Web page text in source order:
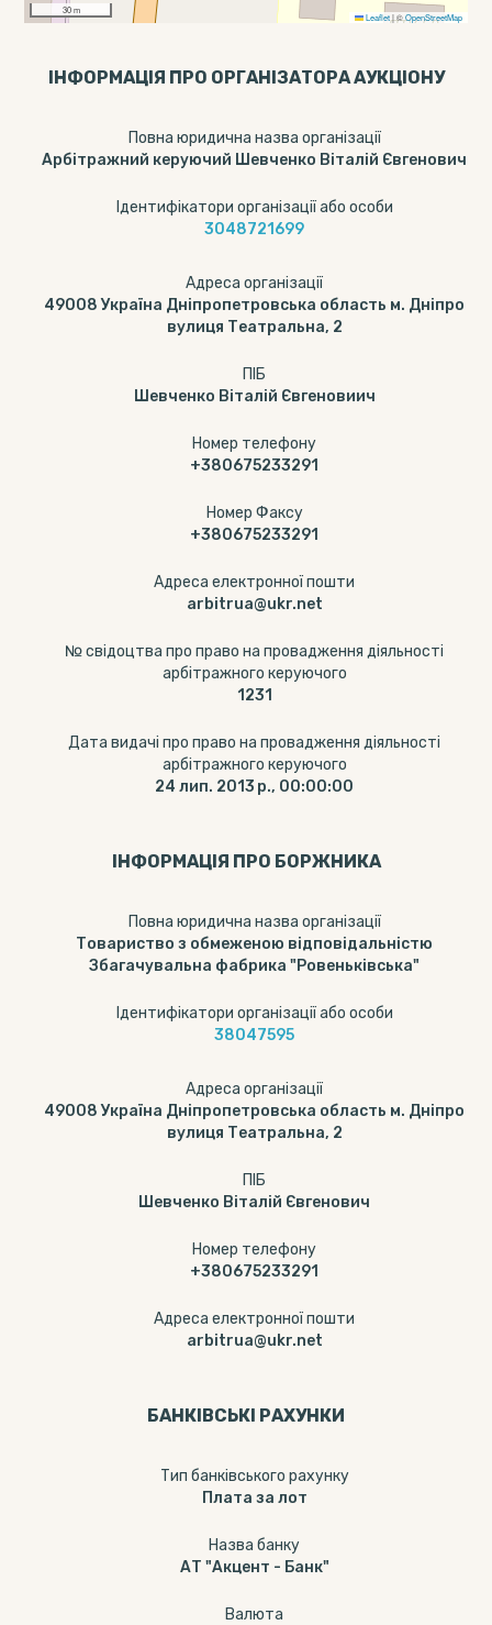
30 m
Leaflet |©OpenStreetMap
ІНФОРМАЦІЯ ПРО ОРГАНІЗАТОРА АУКЦІОНУ
Повна юридична назва організації
Арбітражний керуючий Шевченко Віталій Євгенович
Ідентифікатори організації або особи
3048721699
Адреса організації
49008 Україна Дніпропетровська область м. Дніпро
вулиця Театральна, 2
ПІБ
Шевченко Віталій Євгеновиич
Номер телефону
+380675233291
Номер Факсу
+380675233291
Адреса електронної пошти
arbitrua@ukr.net
№ свідоцтва про право на провадження діяльності
арбітражного керуючого
1231
Дата видачі про право на провадження діяльності
арбітражного керуючого
24 лип. 2013 р., 00:00:00
ІНФОРМАЦІЯ ПРО БОРЖНИКА
Повна юридична назва організації
Товариство з обмеженою відповідальністю
Збагачувальна фабрика "Ровеньківська"
Ідентифікатори організації або особи
38047595
Адреса організації
49008 Україна Дніпропетровська область м. Дніпро
вулиця Театральна, 2
ПІБ
Шевченко Віталій Євгенович
Номер телефону
+380675233291
Адреса електронної пошти
arbitrua@ukr.net
БАНКІВСЬКІ РАХУНКИ
Тип банкiвського рахунку
Плата за лот
Назва банку
АТ "Акцент - Банк"
Валюта